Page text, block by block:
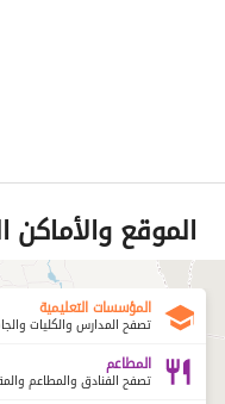
الموقع والأماكن
المؤسسات التعليمية
تصفح المدارس والكليات
المطاعم
تصفح الفنادق والمطاعم